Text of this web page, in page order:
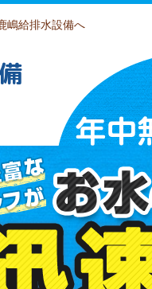
嶋給排水設備へ